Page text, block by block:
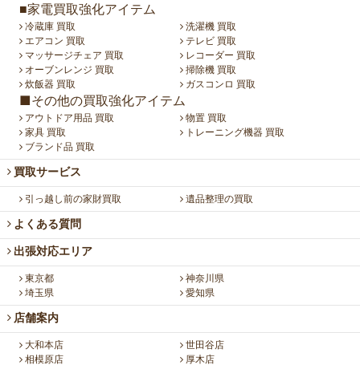
■家電買取強化アイテム
冷蔵庫 買取
洗濯機 買取
エアコン 買取
テレビ 買取
マッサージチェア 買取
レコーダー 買取
オーブンレンジ 買取
掃除機 買取
炊飯器 買取
ガスコンロ 買取
■その他の買取強化アイテム
アウトドア用品 買取
物置 買取
家具 買取
トレーニング機器 買取
ブランド品 買取
買取サービス
引っ越し前の家財買取 遺品整理の買取
よくある質問
出張対応エリア
東京都
神奈川県
埼玉県
愛知県
店舗案内
大和本店
世田谷店
相模原店
厚木店